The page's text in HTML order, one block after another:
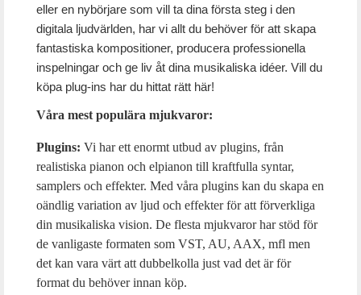
eller en nybörjare som vill ta dina första steg i den
digitala ljudvärlden, har vi allt du behöver för att skapa
fantastiska kompositioner, producera professionella
inspelningar och ge liv åt dina musikaliska idéer. Vill du
köpa plug-ins har du hittat rätt här!
Våra mest populära mjukvaror:
Plugins: Vi har ett enormt utbud av plugins, från
realistiska pianon och elpianon till kraftfulla syntar,
samplers och effekter. Med våra plugins kan du skapa en
oändlig variation av ljud och effekter för att förverkliga
din musikaliska vision. De flesta mjukvaror har stöd för
de vanligaste formaten som VST, AU, AAX, mfl men
det kan vara värt att dubbelkolla just vad det är för
format du behöver innan köp.